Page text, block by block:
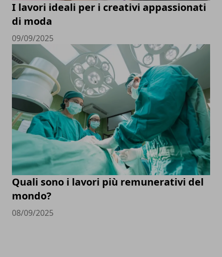
I lavori ideali per i creativi appassionati
di moda
09/09/2025
Quali sono i lavori più remunerativi del
mondo?
08/09/2025